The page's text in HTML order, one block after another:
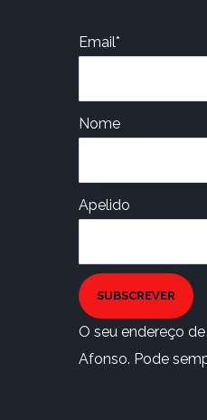
Email*
Nome
Apelido
SUBSCREVER
O seu endereço
Afonso. Pode